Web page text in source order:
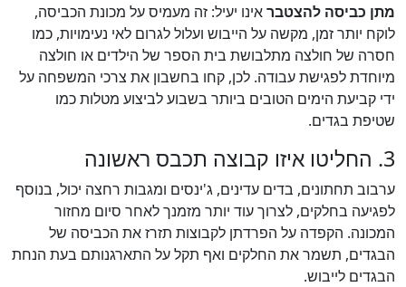
מתן כביסה להצטבראינו יעיל: זה מעמיס על מכונת הכביסה,
לוקח יותר זמן, מקשה על הייבוש ועלול לגרום לאי נעימויות, כמו
חסרה של חולצה מתלבושת בית הספר של הילדים או חולצה
מיוחדת לפגישת עבודה. לכן, קחו בחשבון את צרכי המשפחה על
ידי קביעת הימים הטובים ביותר בשבוע לביצוע מטלות כמו
שטיפת בגדים.
3. החליטו איזו קבוצה תכבס ראשונה
ערבוב תחתונים, בדים עדינים, ג'ינסים ומגבות רחצה יכול, בנוסף
לפגיעה בחלקים, לצרוך עוד יותר מזמנך לאחר סיום מחזור
המכונה. הקפדה על הפרדתן לקבוצות תזרז את הכביסה של
הבגדים, תשמר את החלקים ואף תקל על התארגנותם בעת הנחת
הבגדים לייבוש.